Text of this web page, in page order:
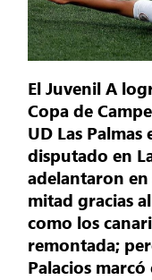
El Juvenil A
Copa de
UD Las
disputado en
adelantaron
mitad gracias
como los
remontada;
Palacios